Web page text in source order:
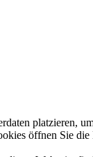
platzieren,
öffnen Sie die